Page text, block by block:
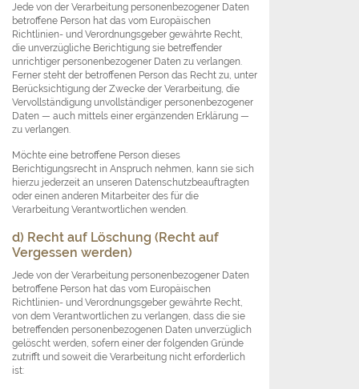
Jede von der Verarbeitung personenbezogener Daten
betroffene Person hat das vom Europäischen
Richtlinien- und Verordnungsgeber gewährte Recht,
die unverzügliche Berichtigung sie betreffender
unrichtiger personenbezogener Daten zu verlangen.
Ferner steht der betroffenen Person das Recht zu, unter
Berücksichtigung der Zwecke der Verarbeitung, die
Vervollständigung unvollständiger personenbezogener
Daten — auch mittels einer ergänzenden Erklärung —
zu verlangen.
Möchte eine betroffene Person dieses
Berichtigungsrecht in Anspruch nehmen, kann sie sich
hierzu jederzeit an unseren Datenschutzbeauftragten
oder einen anderen Mitarbeiter des für die
Verarbeitung Verantwortlichen wenden.
d) Recht auf Löschung (Recht auf
Vergessen werden)
Jede von der Verarbeitung personenbezogener Daten
betroffene Person hat das vom Europäischen
Richtlinien- und Verordnungsgeber gewährte Recht,
von dem Verantwortlichen zu verlangen, dass die sie
betreffenden personenbezogenen Daten unverzüglich
gelöscht werden, sofern einer der folgenden Gründe
zutrifft und soweit die Verarbeitung nicht erforderlich
ist: